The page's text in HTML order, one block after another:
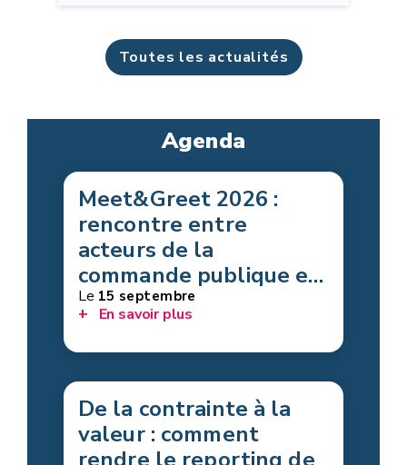
Toutes les actualités
Agenda
Meet&Greet 2026 :
rencontre entre
acteurs de la
commande publique et
fournisseurs de
solutions circulaires
Le 15 septembre
En savoir plus
De la contrainte à la
valeur : comment
rendre le reporting de